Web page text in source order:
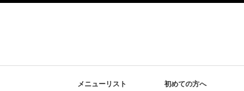
メニューリスト 初めての方へ